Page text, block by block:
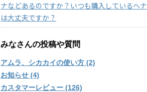
ナなどあるのですか？いつも購入しているヘナ
は大丈夫ですか？
みなさんの投稿や質問
アムラ、シカカイの使い方 (2)
お知らせ (4)
カスタマーレビュー (126)